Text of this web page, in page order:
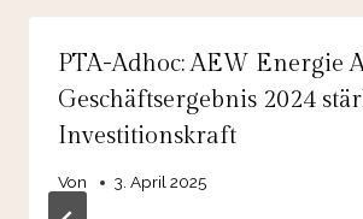
PTA-Adhoc: AEW Energie
Geschäftsergebnis 2024
Investitionskraft
Von 3. April 2025